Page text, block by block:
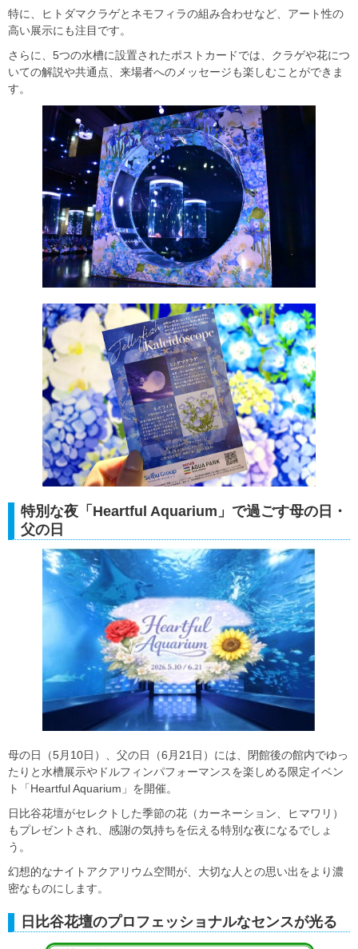
特に、ヒトダマクラゲとネモフィラの組み合わせなど、アート性の
高い展示にも注目です。
さらに、5つの水槽に設置されたポストカードでは、クラゲや花につ
いての解説や共通点、来場者へのメッセージも楽しむことができま
す。
特別な夜「Heartful Aquarium」で過ごす母の日・
父の日
母の日（5月10日）、父の日（6月21日）には、閉館後の館内でゆっ
たりと水槽展示やドルフィンパフォーマンスを楽しめる限定イベン
ト「Heartful Aquarium」を開催。
日比谷花壇がセレクトした季節の花（カーネーション、ヒマワリ）
もプレゼントされ、感謝の気持ちを伝える特別な夜になるでしょ
う。
幻想的なナイトアクアリウム空間が、大切な人との思い出をより濃
密なものにします。
日比谷花壇のプロフェッショナルなセンスが光る